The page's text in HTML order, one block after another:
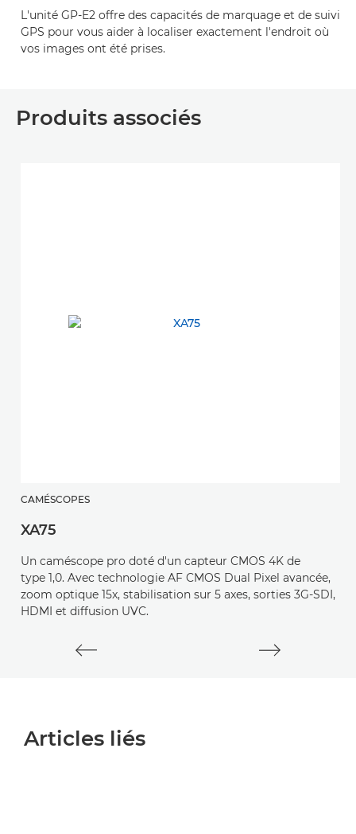
L'unité GP-E2 offre des capacités de marquage et de suivi
GPS pour vous aider à localiser exactement l'endroit où
vos images ont été prises.
Produits associés
CAMÉSCOPES
XA75
Un caméscope pro doté d'un capteur CMOS 4K de
type 1,0. Avec technologie AF CMOS Dual Pixel avancée,
zoom optique 15x, stabilisation sur 5 axes, sorties 3G-SDI,
HDMI et diffusion UVC.
Articles liés